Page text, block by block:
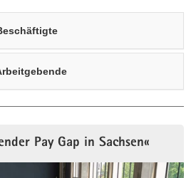
Pay Gap in Sachsen«